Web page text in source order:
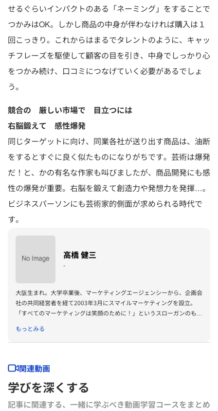
せるぐらいインパクトのある「ネーミング」をすることで
つかみはOK。しかし商品の中身が伴わなければ購入は１
回こっきり。これからはまるでタレントのように、キャッ
チフレーズを駆使して顧客の目を引き、中身でしっかり心
をつかみ続け、口コミにつなげていく必要があるでしょ
う。
競合の 厳しい市場で 目立つには
右脳鍛えて 感性爆発
同じターゲットに向け、同業各社が送り出す商品は、油断
をするとすぐに良く似たものになりがちです。芸術は爆発
だ！と、かの有名な作家も叫びましたが、商品開発にも感
性の爆発が重要。右脳を鍛えて創造力や発想力を発揮…。
ビジネスパーソンにも芸術家的側面が求められる時代で
す。
高橋 健三
-
大阪生まれ。大学卒業後、マーケティングエージェンシーから、企画会
社の共同経営者を経て2003年3月にスマイルマーケティングを設立。
「すべてのマーケティングは笑顔のために！」というスローガンのも
ングを実践。上場企業を中心に、商品開発やサービス開発などのマーケ
ティングプロジェクトに携わり、参加メンバーが楽しく笑顔で取り組め
プログラム「GDBA」修了。2007年よりグロービス・マネジメント・ス
クールで教員を務める。「創造と変革の志士」としてビジネス分野以外
でも地元・大阪を活性化させるべく「街づくりプロジェクト」などにも
積極的に取り組んでいる。
もっとみる
関連動画
学びを深くする
記事に関連する、一緒に学ぶべき動画学習コースをまとめ